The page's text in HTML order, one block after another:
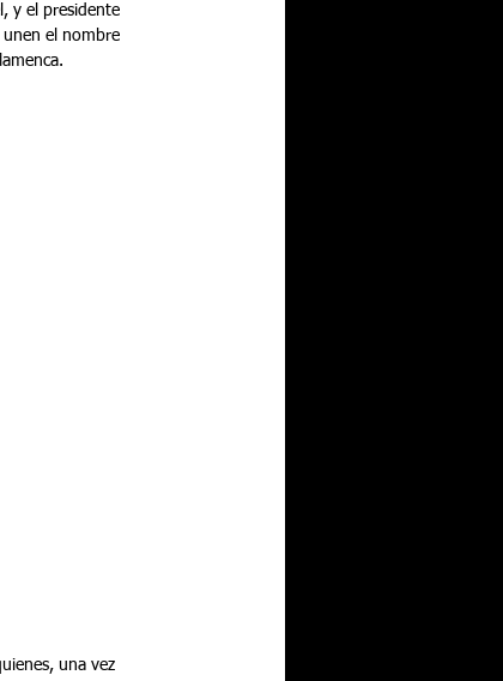
y el presidente
unen el nombre
una vez